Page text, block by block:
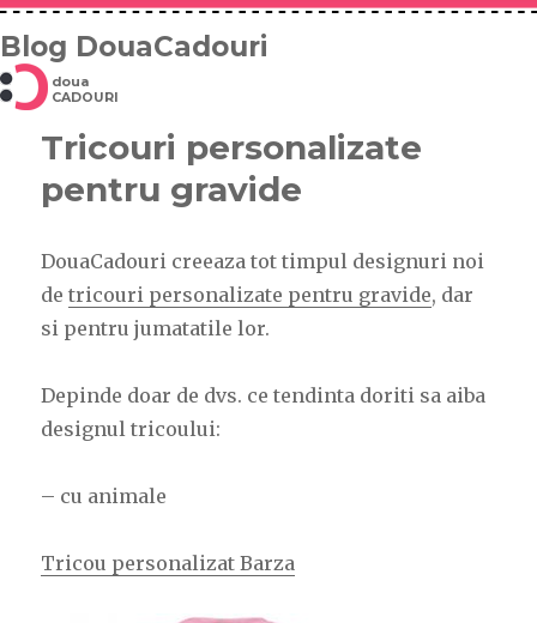
Blog DouaCadouri
doua
CADOURI
Tricouri personalizate
pentru gravide
DouaCadouri creeaza tot timpul designuri noi
detricouri personalizate pentru gravide, dar
si pentru jumatatile lor.
Depinde doar de dvs. ce tendinta doriti sa aiba
designul tricoului:
– cu animale
Tricou personalizat Barza